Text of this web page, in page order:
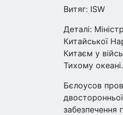
Витяг: ISW
Деталі:
Китайської
Китаєм у
Тихому океані.
Бєлоусов
забезпечення